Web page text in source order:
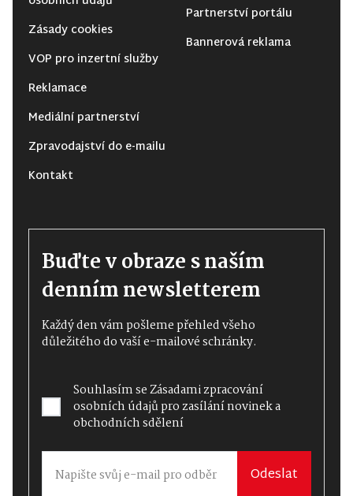
Zásady cookies
VOP pro inzertní služby
Reklamace
Mediální partnerství
Zpravodajství do e-mailu
Kontakt
Partnerství portálu
Bannerová reklama
Buďte v obraze s naším
denním newsletterem
Každý den vám pošleme přehled všeho
důležitého do vaší e-mailové schránky.
Souhlasím seZásadami zpracování
osobních údajůpro zasílání novinek a
obchodních sdělení
Odeslat